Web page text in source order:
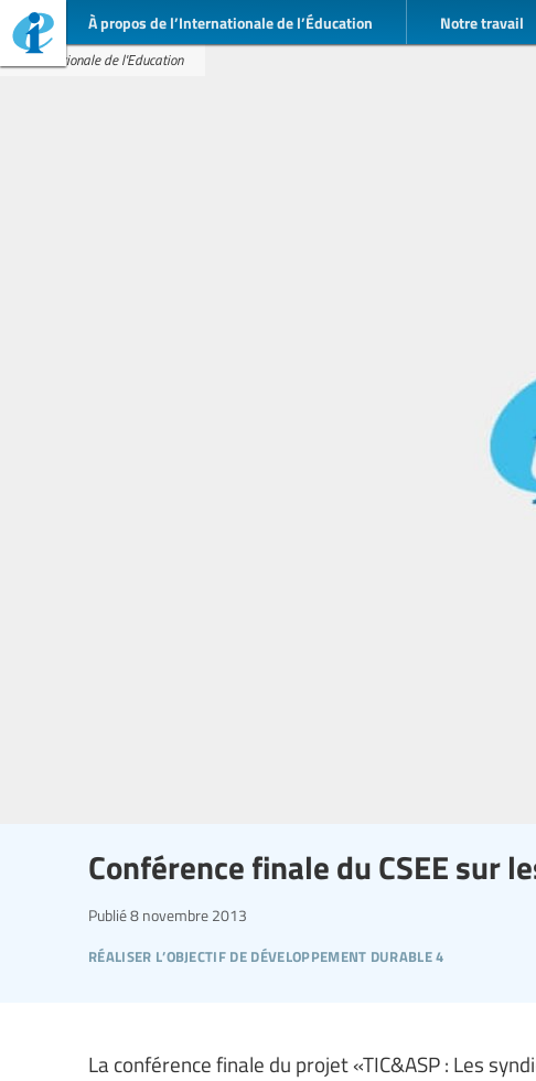
À propos de l’Internationale de l’Éducation Notre travail
Internationale de l'Education
Conférence finale du CSEE sur
réaliser l’objectif de développement durable 4
Publié8 novembre 2013
La conférence finale du projet «TIC&ASP : Les